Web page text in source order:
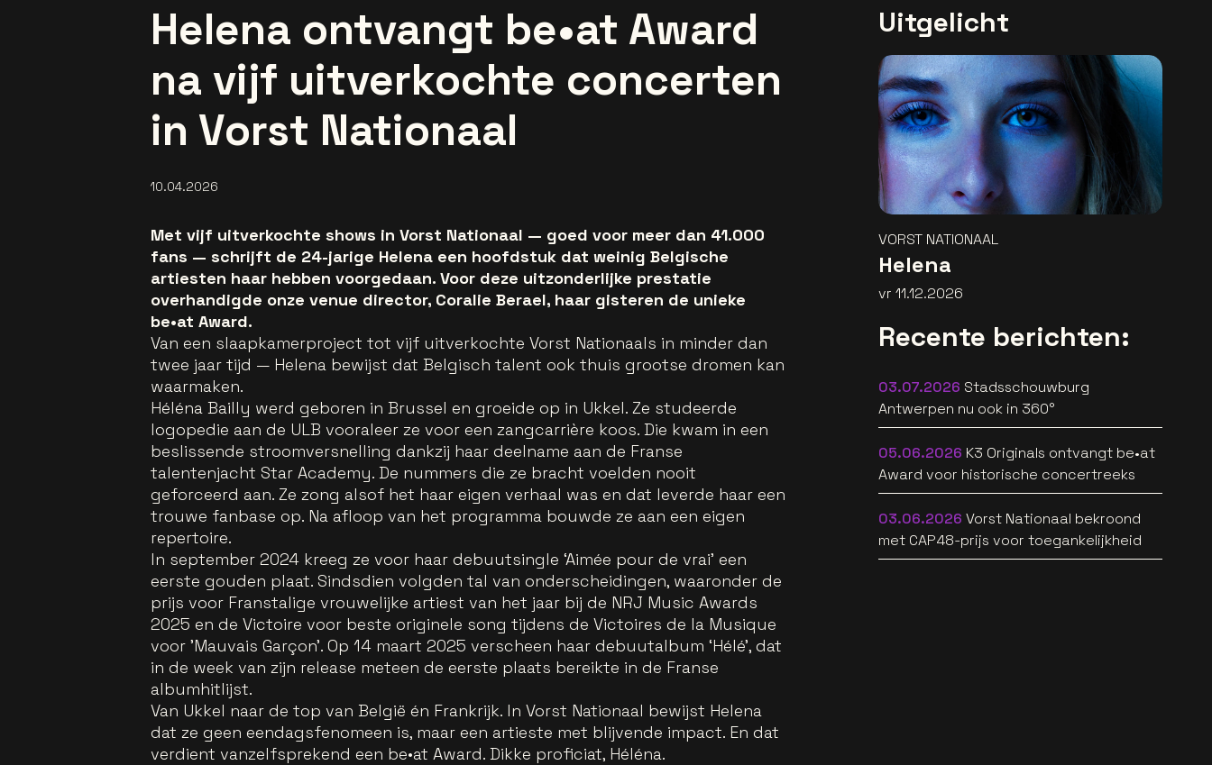
Helena ontvangt be•at Award
na vijf uitverkochte concerten
in Vorst Nationaal
10.04.2026
Met vijf uitverkochte shows in Vorst Nationaal — goed voor meer dan 41.000
fans — schrijft de 24-jarige Helena een hoofdstuk dat weinig Belgische
artiesten haar hebben voorgedaan. Voor deze uitzonderlijke prestatie
overhandigde onze venue director, Coralie Berael, haar gisteren de unieke
be•at Award.
Van een slaapkamerproject tot vijf uitverkochte Vorst Nationaals in minder dan
twee jaar tijd — Helena bewijst dat Belgisch talent ook thuis grootse dromen kan
waarmaken.
Héléna Bailly werd geboren in Brussel en groeide op in Ukkel. Ze studeerde
logopedie aan de ULB vooraleer ze voor een zangcarrière koos. Die kwam in een
beslissende stroomversnelling dankzij haar deelname aan de Franse
talentenjacht Star Academy. De nummers die ze bracht voelden nooit
geforceerd aan. Ze zong alsof het haar eigen verhaal was en dat leverde haar een
trouwe fanbase op. Na afloop van het programma bouwde ze aan een eigen
repertoire.
In september 2024 kreeg ze voor haar debuutsingle ‘Aimée pour de vrai’ een
eerste gouden plaat. Sindsdien volgden tal van onderscheidingen, waaronder de
prijs voor Franstalige vrouwelijke artiest van het jaar bij de NRJ Music Awards
2025 en de Victoire voor beste originele song tijdens de Victoires de la Musique
voor 'Mauvais Garçon’. Op 14 maart 2025 verscheen haar debuutalbum ‘Hélé’, dat
in de week van zijn release meteen de eerste plaats bereikte in de Franse
albumhitlijst.
Van Ukkel naar de top van België én Frankrijk. In Vorst Nationaal bewijst Helena
dat ze geen eendagsfenomeen is, maar een artieste met blijvende impact. En dat
verdient vanzelfsprekend een be•at Award. Dikke proficiat, Héléna.
Uitgelicht
VORST NATIONAAL
Helena
vr 11.12.2026
Recente berichten:
03.07.2026 Stadsschouwburg
Antwerpen nu ook in 360°
05.06.2026 K3 Originals ontvangt be•at
Award voor historische concertreeks
03.06.2026 Vorst Nationaal bekroond
met CAP48-prijs voor toegankelijkheid